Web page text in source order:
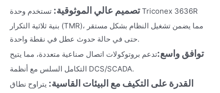
تصميم عالي الموثوقية: تستخدم وحدة Triconex 3636R
بنية ثلاثية التكرار (TMR)، مما يضمن تشغيل النظام بشكل مستقر
حتى في حالة حدوث عطل في نقطة واحدة.
توافق واسع:تدعم بروتوكولات اتصال صناعية متعددة، مما يتيح
التكامل السلس مع أنظمة DCS/SCADA.
القدرة على التكيف مع البيئات القاسية: يتراوح نطاق